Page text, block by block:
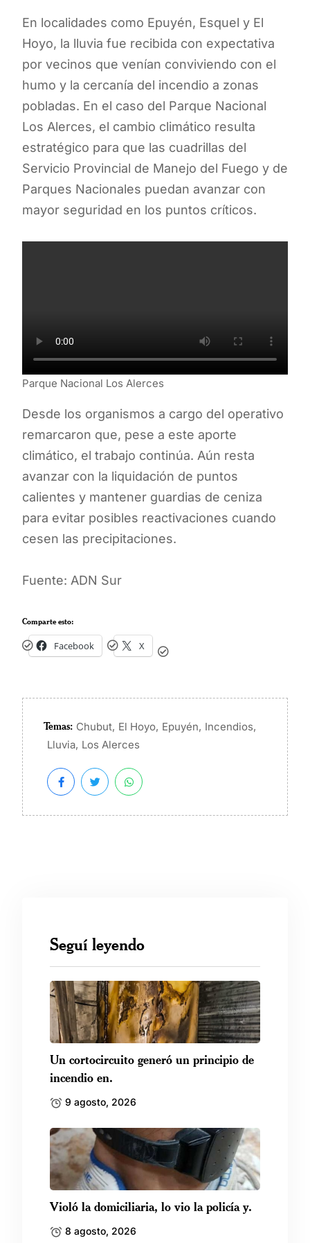
En localidades como Epuyén, Esquel y El
Hoyo, la lluvia fue recibida con expectativa
por vecinos que venían conviviendo con el
humo y la cercanía del incendio a zonas
pobladas. En el caso del Parque Nacional
Los Alerces, el cambio climático resulta
estratégico para que las cuadrillas del
Servicio Provincial de Manejo del Fuego y de
Parques Nacionales puedan avanzar con
mayor seguridad en los puntos críticos.
Parque Nacional Los Alerces
Desde los organismos a cargo del operativo
remarcaron que, pese a este aporte
climático, el trabajo continúa. Aún resta
avanzar con la liquidación de puntos
calientes y mantener guardias de ceniza
para evitar posibles reactivaciones cuando
cesen las precipitaciones.
Fuente: ADN Sur
Comparte esto:
Facebook X
Temas: Chubut, El Hoyo, Epuyén, Incendios,
Lluvia, Los Alerces
Seguí leyendo
Un cortocircuito generó un principio de
incendio en.
9 agosto, 2026
Violó la domiciliaria, lo vio la policía y.
8 agosto, 2026